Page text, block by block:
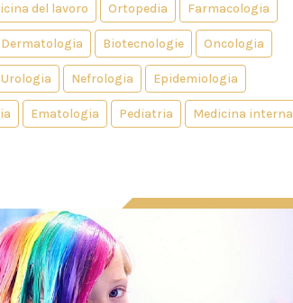
del lavoro Ortopedia Farmacologia
Dermatologia Biotecnologie Oncologia
Urologia Nefrologia Epidemiologia
Ematologia Pediatria Medicina interna